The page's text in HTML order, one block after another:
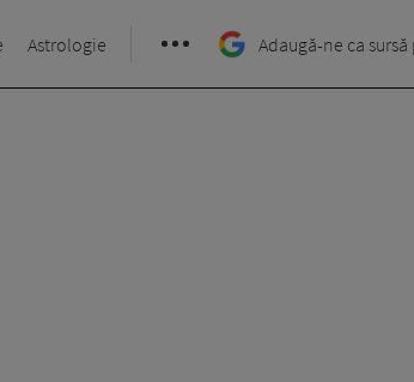
Astrologie Adaugă-ne ca